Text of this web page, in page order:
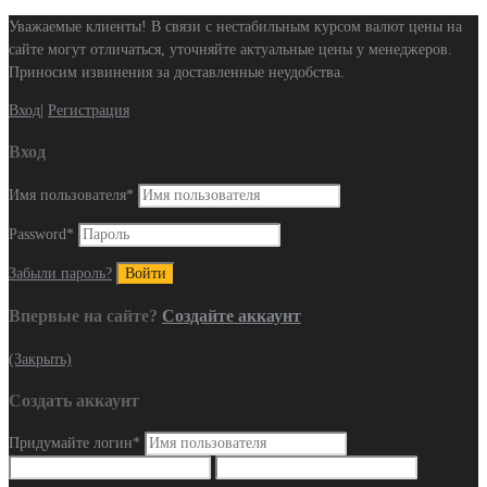
Уважаемые клиенты! В связи с нестабильным курсом валют цены на
сайте могут отличаться, уточняйте актуальные цены у менеджеров.
Приносим извинения за доставленные неудобства.
Вход Регистрация
Вход
Имя пользователя*
Password *
Забыли пароль?
Впервые на сайте? Создайте аккаунт
(Закрыть)
Создать аккаунт
Придумайте логин*